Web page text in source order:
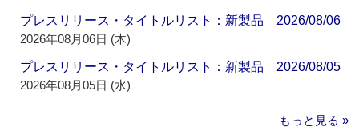
プレスリリース・タイトルリスト：新製品 2026/08/06
2026年08月06日 (木)
プレスリリース・タイトルリスト：新製品 2026/08/05
2026年08月05日 (水)
もっと見る »